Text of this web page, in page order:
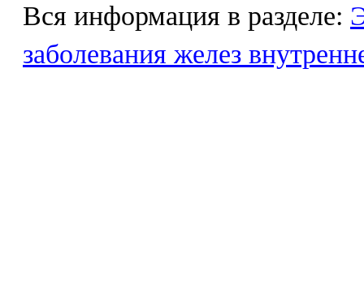
Вся информация в разделе:
заболевания желез